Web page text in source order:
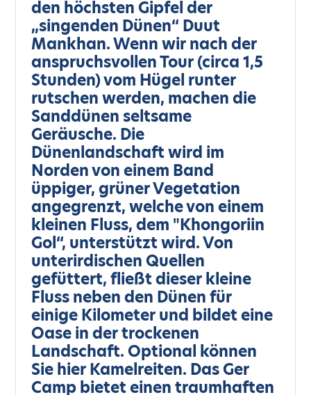
den höchsten Gipfel der
„singenden Dünen“ Duut
Mankhan. Wenn wir nach der
anspruchsvollen Tour (circa 1,5
Stunden) vom Hügel runter
rutschen werden, machen die
Sanddünen seltsame
Geräusche. Die
Dünenlandschaft wird im
Norden von einem Band
üppiger, grüner Vegetation
angegrenzt, welche von einem
kleinen Fluss, dem "Khongoriin
Gol“, unterstützt wird. Von
unterirdischen Quellen
gefüttert, fließt dieser kleine
Fluss neben den Dünen für
einige Kilometer und bildet eine
Oase in der trockenen
Landschaft. Optional können
Sie hier Kamelreiten. Das Ger
Camp bietet einen traumhaften